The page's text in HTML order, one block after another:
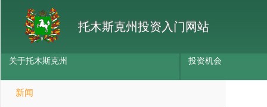
托木斯克州投资入门网站
关于托木斯克州 投资机会
新闻